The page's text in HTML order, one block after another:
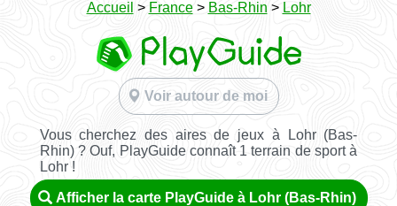
Accueil > France> Bas-Rhin > Lohr
Voir autour de moi
Vous cherchez des aires de jeux à Lohr (Bas-
Rhin) ? Ouf, PlayGuide connaît 1 terrain de sport à
Lohr !
Afficher la carte PlayGuide à Lohr (Bas-Rhin)